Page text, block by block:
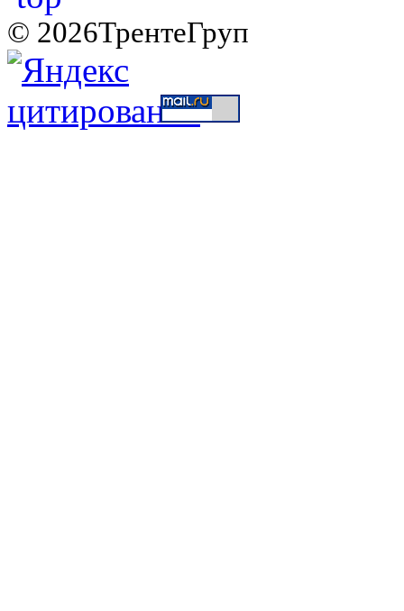
© 2026ТрентеГруп